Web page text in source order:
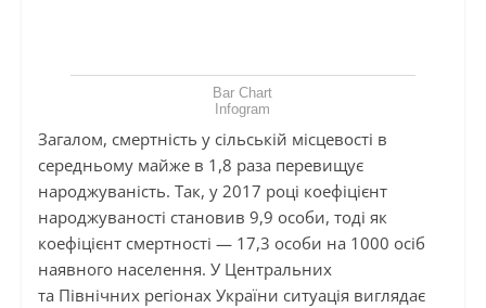
Bar Chart
Infogram
Загалом, смертність у сільській місцевості в
середньому майже в 1,8 раза перевищує
народжуваність. Так, у 2017 році коефіцієнт
народжуваності становив 9,9 особи, тоді як
коефіцієнт смертності — 17,3 особи на 1000 осіб
наявного населення. У Центральних
та Північних регіонах України ситуація виглядає